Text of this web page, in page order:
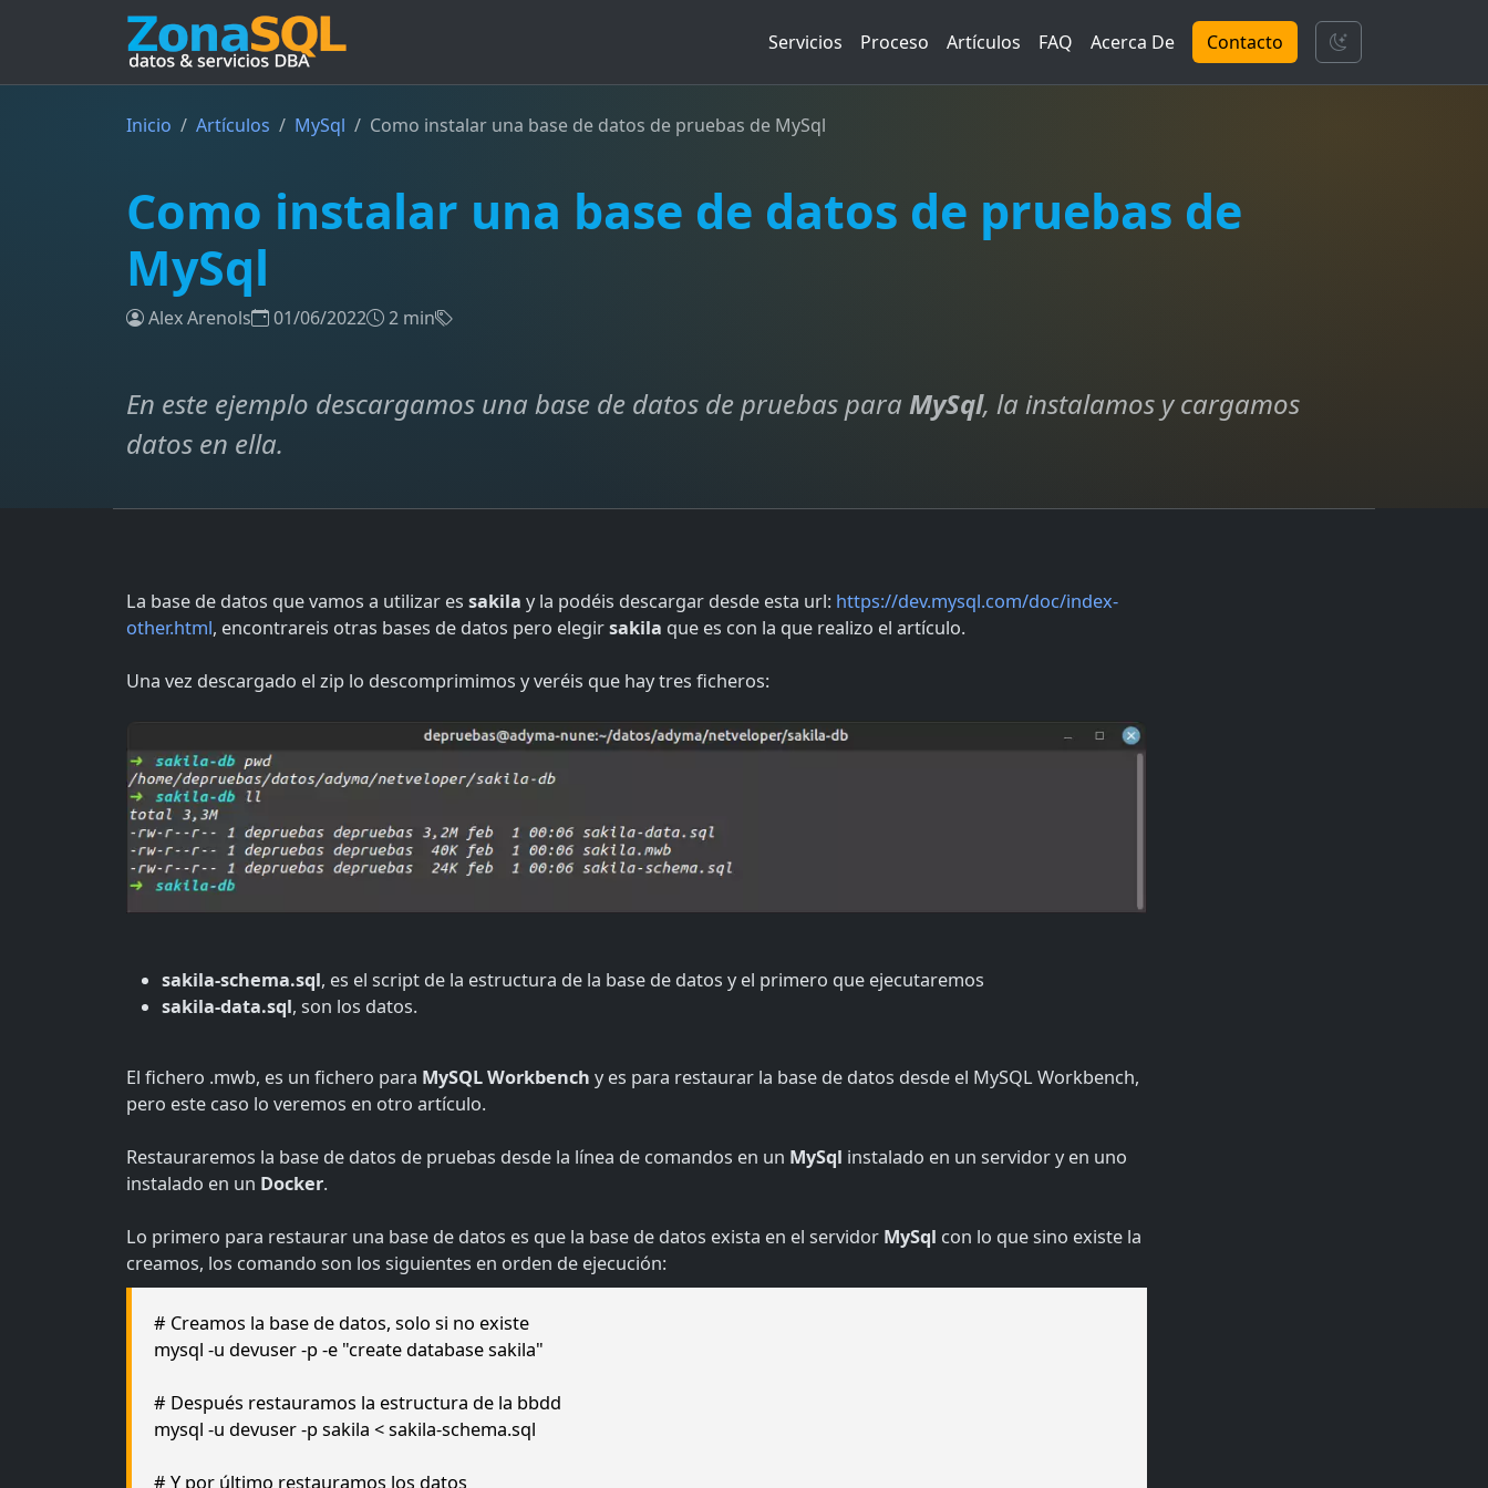
Servicios Proceso Artículos FAQ Acerca De Contacto
Inicio Artículos MySql Como instalar una base de datos de pruebas de MySql
Como instalar una base de datos de pruebas de
MySql
Alex Arenols 01/06/2022 2 min
En este ejemplo descargamos una base de datos de pruebas para MySql, la instalamos y cargamos
datos en ella.
La base de datos que vamos a utilizar es sakila y la podéis descargar desde esta url: https://dev.mysql.com/doc/index-
other.html, encontrareis otras bases de datos pero elegirsakila que es con la que realizo el artículo.
Una vez descargado el zip lo descomprimimos y veréis que hay tres ficheros:
sakila-schema.sql, es el script de la estructura de la base de datos y el primero que ejecutaremos
sakila-data.sql, son los datos.
El fichero .mwb, es un fichero para MySQL Workbench y es para restaurar la base de datos desde el MySQL Workbench,
pero este caso lo veremos en otro artículo.
Restauraremos la base de datos de pruebas desde la línea de comandos en un MySql instalado en un servidor y en uno
instalado en un Docker.
Lo primero para restaurar una base de datos es que la base de datos exista en el servidor MySql con lo que sino existe la
creamos, los comando son los siguientes en orden de ejecución:
# Creamos la base de datos, solo si no existe
mysql -u devuser -p -e "create database sakila"
# Después restauramos la estructura de la bbdd
mysql -u devuser -p sakila < sakila-schema.sql
# Y por último restauramos los datos